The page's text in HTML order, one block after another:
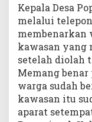
Kepala Desa
melalui
membenarkan
kawasan yang
setelah diolah
Memang
warga sudah
kawasan itu
aparat